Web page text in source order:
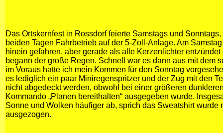
Das Ortskernfest in Rossdorf feierte Samstags und
beiden Tagen Fahrbetrieb auf der 5-Zoll-Anlage. Am
hinein gefahren, aber gerade als alle Kerzenlichter
begann der große Regen. Schnell war es dann aus mit dem
im Voraus hatte ich mein Kommen für den Sonntag
es lediglich ein paar Miniregenspritzer und der Zug mit den
nicht abgedeckt werden, obwohl bei einer größeren
Kommando „Planen bereithalten“ ausgegeben wurde.
Sonne und Wolken häufiger ab, sprich das Sweatshirt wurde
ausgezogen.